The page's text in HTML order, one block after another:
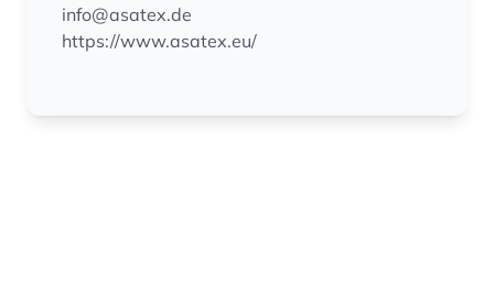
info@asatex.de
https://www.asatex.eu/